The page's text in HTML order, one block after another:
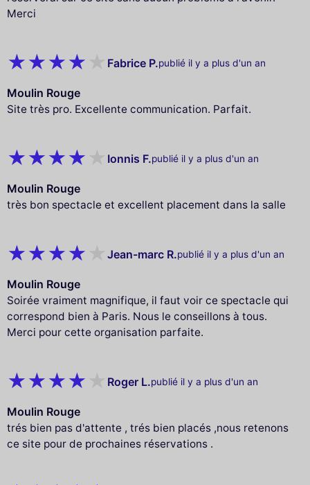
Merci
Fabrice P.publié il y a plus d'un an
Moulin Rouge
Site très pro. Excellente communication. Parfait.
Ionnis F.publié il y a plus d'un an
Moulin Rouge
très bon spectacle et excellent placement dans la salle
Jean-marc R.publié il y a plus d'un an
Moulin Rouge
Soirée vraiment magnifique, il faut voir ce spectacle qui
correspond bien à Paris. Nous le conseillons à tous.
Merci pour cette organisation parfaite.
Roger L.publié il y a plus d'un an
Moulin Rouge
trés bien pas d'attente , trés bien placés ,nous retenons
ce site pour de prochaines réservations .